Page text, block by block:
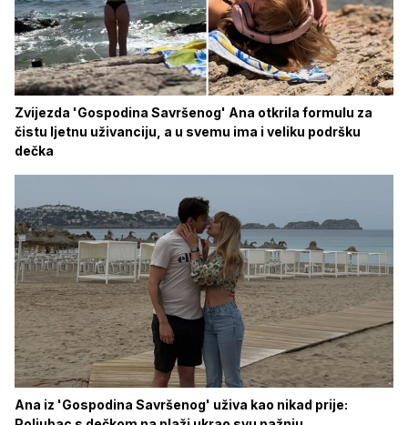
Zvijezda 'Gospodina Savršenog' Ana otkrila formulu za
čistu ljetnu uživanciju, a u svemu ima i veliku podršku
dečka
Ana iz 'Gospodina Savršenog' uživa kao nikad prije: